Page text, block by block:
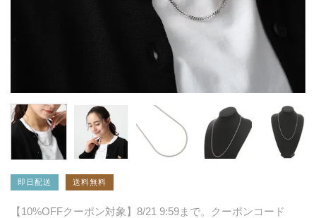
即日配送 送料無料
【10%OFFクーポン対象】8/21 9:59まで。クーポンコード